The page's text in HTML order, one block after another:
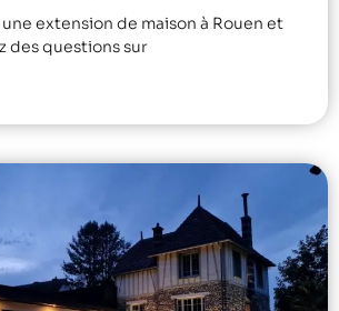
extension de maison à Rouen et
des questions sur